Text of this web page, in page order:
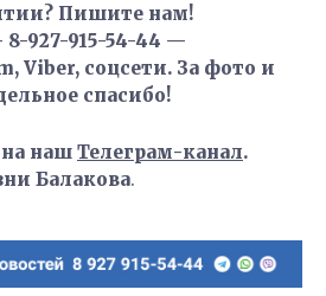
Пишите нам!
927-915-54-44 —
Viber, соцсети. За фото и
спасибо!
наш Телеграм-канал.
Балакова.